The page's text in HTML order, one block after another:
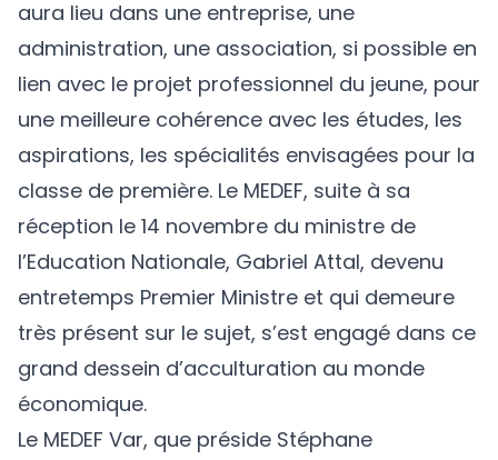
aura lieu dans une entreprise, une
administration, une association, si possible en
lien avec le projet professionnel du jeune, pour
une meilleure cohérence avec les études, les
aspirations, les spécialités envisagées pour la
classe de première. Le MEDEF, suite à sa
réception le 14 novembre du ministre de
l’Education Nationale, Gabriel Attal, devenu
entretemps Premier Ministre et qui demeure
très présent sur le sujet, s’est engagé dans ce
grand dessein d’acculturation au monde
économique.
Le MEDEF Var, que préside Stéphane